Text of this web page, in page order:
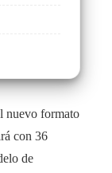
nuevo formato
con 36
de